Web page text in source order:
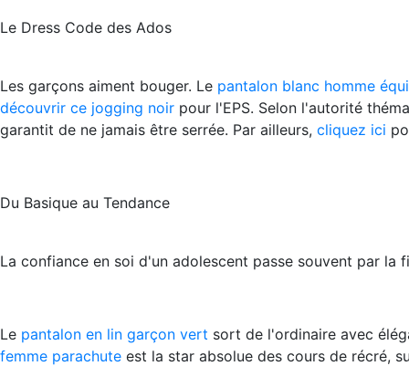
Le Dress Code des Ados
Les garçons aiment bouger. Le pantalon blanc homme
découvrir ce jogging noir pour l'EPS. Selon l'autorité
garantit de ne jamais être serrée. Par ailleurs, cliquez ici
Du Basique au Tendance
La confiance en soi d'un adolescent passe souvent par la
Le pantalon en lin garçon vert sort de l'ordinaire avec
femme parachute est la star absolue des cours de récré,